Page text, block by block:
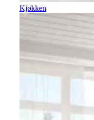
Kjøkken